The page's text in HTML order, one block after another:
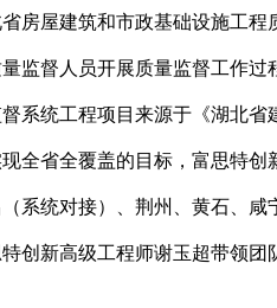
房屋建筑和市政基础设施工
监督人员开展质量监督工作
系统工程项目来源于《湖北
全省全覆盖的目标，富思特
系统对接）、荆州、黄石、
创新高级工程师谢玉超带领